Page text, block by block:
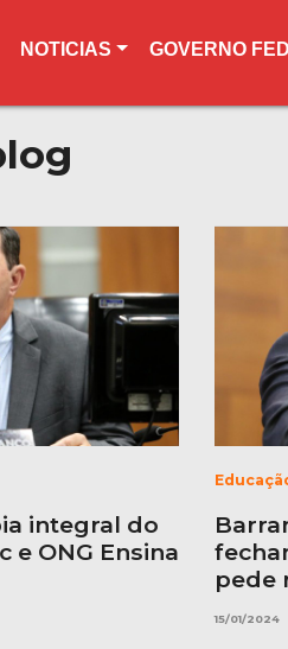
NOTICIAS GOVERNO
integral do
e ONG Ensina
pede
15/01/2024